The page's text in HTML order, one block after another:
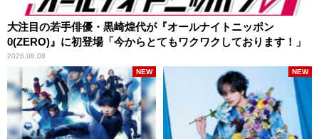
大注目の若手俳優・黒崎煌代が『オールナイトニッポン
0(ZERO)』に初登場「今からとてもワクワクしております！」
2026.08.08
NEW NEW